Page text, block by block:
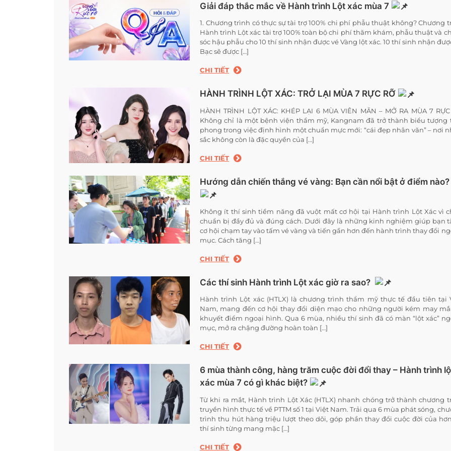
Giải đáp thắc mắc về Hành trình Lột xác mùa 7
1. Chương trình có thực sự tài trợ 100% chi phí phẫu thuật không? Chương
Hành trình Lột xác tài trợ 100% toàn bộ chi phí thăm khám, phẫu thuật và
sóc hậu phẫu cho 10 thí sinh nhận được vé Vàng lột xác. 10 thí sinh nhận
Bạc sẽ được […]
CHI TIẾT
HÀNH TRÌNH LỘT XÁC: TRỞ LẠI MÙA 7 RỰC RỠ
HÀNH TRÌNH LỘT XÁC: KHÉP LẠI 6 MÙA VIÊN MÃN – MỞ RA MÙA 7
Không chỉ là một bệnh viện thẩm mỹ, Kangnam đã trở thành biểu tượng
phong trong việc định hình một chuẩn mực mới: “cái đẹp nhân văn” – nơi
sắc không còn là đặc quyền của […]
CHI TIẾT
Hướng dẫn chiến thắng vé vàng: Bạn cần nổi bật ở điểm nào?
Không ít thí sinh tiềm năng đã vuột mất cơ hội tại Hành trình Lột Xác vì
chuẩn bị đầy đủ và đúng cách. Dưới đây là những kinh nghiệm giúp bạn
cơ hội chạm tay vào tấm vé vàng và tiến gần hơn đến hành trình thay đổi
mục. Cách tăng […]
CHI TIẾT
Các thí sinh Hành trình Lột xác giờ ra sao?
Hành trình Lột xác (HTLX) là chương trình thẩm mỹ thực tế đầu tiên tại
Nam, mang đến cơ hội thay đổi diện mạo cho những người kém may
khuyết điểm ngoại hình. Qua 6 mùa, nhiều thí sinh đã có màn “lột xác”
mục, mở ra chặng đường hoàn toàn […]
CHI TIẾT
6 mùa thành công, hàng trăm cuộc đời đổi thay – Hành trình
xác mùa 7 có gì khác biệt?
Từ khi ra mắt, Hành trình Lột Xác (HTLX) nhanh chóng trở thành chương
truyền hình thực tế về PTTM số 1 tại Việt Nam. Trải qua 6 mùa phát sóng,
trình thu hút hàng triệu lượt theo dõi, góp phần thay đổi cuộc đời của
thí sinh từng mang mặc […]
CHI TIẾT